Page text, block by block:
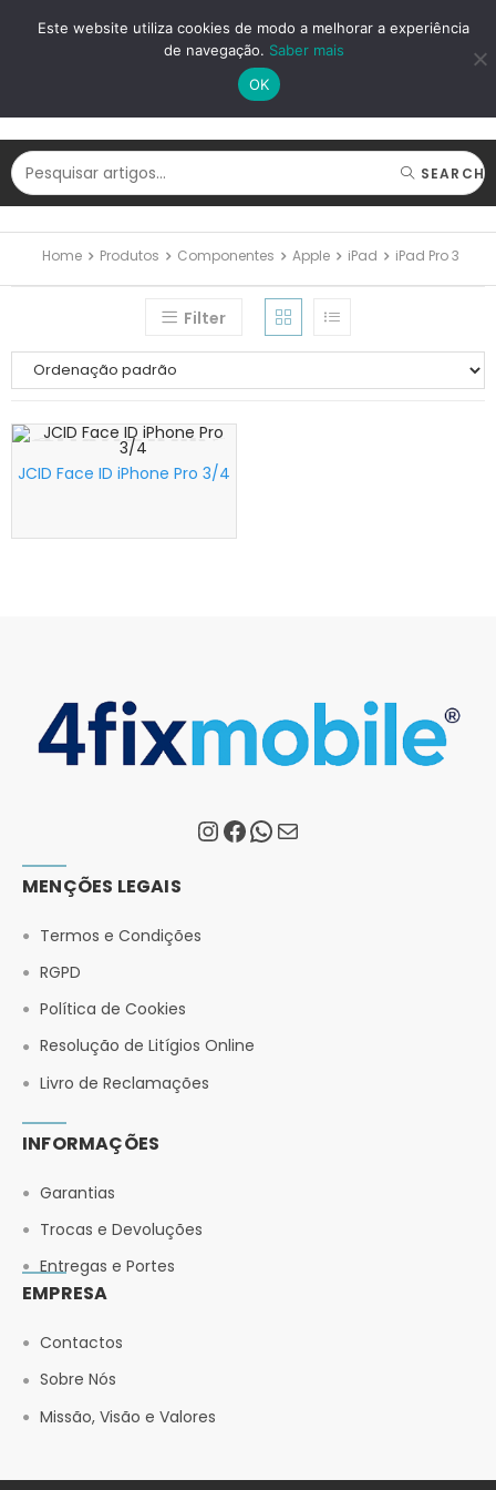
LOGIN REGISTAR
SEARCH
Home Produtos Componentes Apple iPad iPad Pro 3
Filter
JCID Face ID iPhone Pro 3/4
MENÇÕES LEGAIS
Termos e Condições
RGPD
Política de Cookies
Resolução de Litígios Online
Livro de Reclamações
INFORMAÇÕES
Garantias
Trocas e Devoluções
Entregas e Portes
EMPRESA
Contactos
Sobre Nós
Missão, Visão e Valores
Este website utiliza cookies de modo a melhorar a experiência
de navegação. Saber mais
OK